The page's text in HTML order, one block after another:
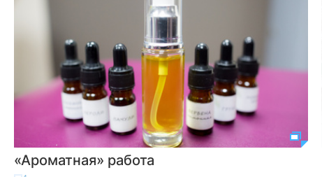
«Ароматная» работа